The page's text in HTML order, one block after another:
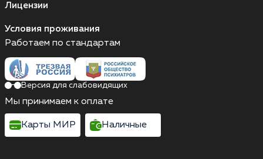
Лицензии
Условия проживания
Работаем по стандартам
Версия для слабовидящих
Мы принимаем к оплате
Карты МИР Наличные